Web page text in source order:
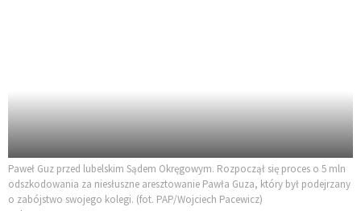
Paweł Guz przed lubelskim Sądem Okręgowym. Rozpoczął się proces o 5 mln
odszkodowania za niesłuszne aresztowanie Pawła Guza, który był podejrzany
o zabójstwo swojego kolegi. (fot. PAP/Wojciech Pacewicz)